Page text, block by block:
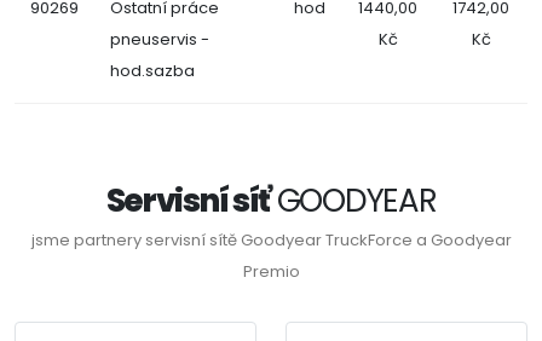
90269
Ostatní práce
pneuservis -
hod.sazba
hod
1440,00
Kč
1742,00
Kč
Servisní síťGOODYEAR
jsme partnery servisní sítě Goodyear TruckForce a Goodyear
Premio